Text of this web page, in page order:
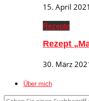
15. April 2021
Rezepte
Rezept
30. März
Über mich